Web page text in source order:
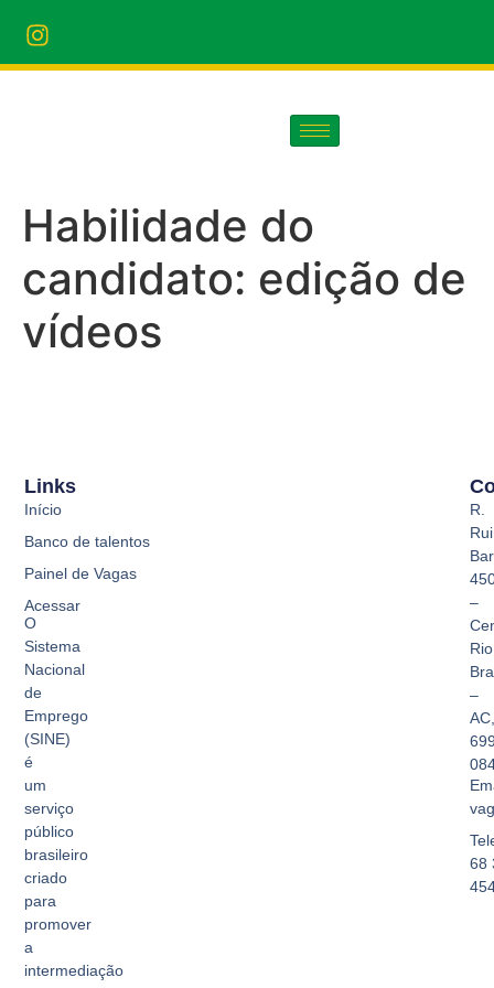
Habilidade do
candidato: edição de
vídeos
O
Sistema
Nacional
de
Emprego
(SINE)
é
um
serviço
público
brasileiro
criado
para
promover
a
intermediação
Links
Início
Banco de talentos
Painel de Vagas
Acessar
R.
Rui
–
Rio
–
AC,
68